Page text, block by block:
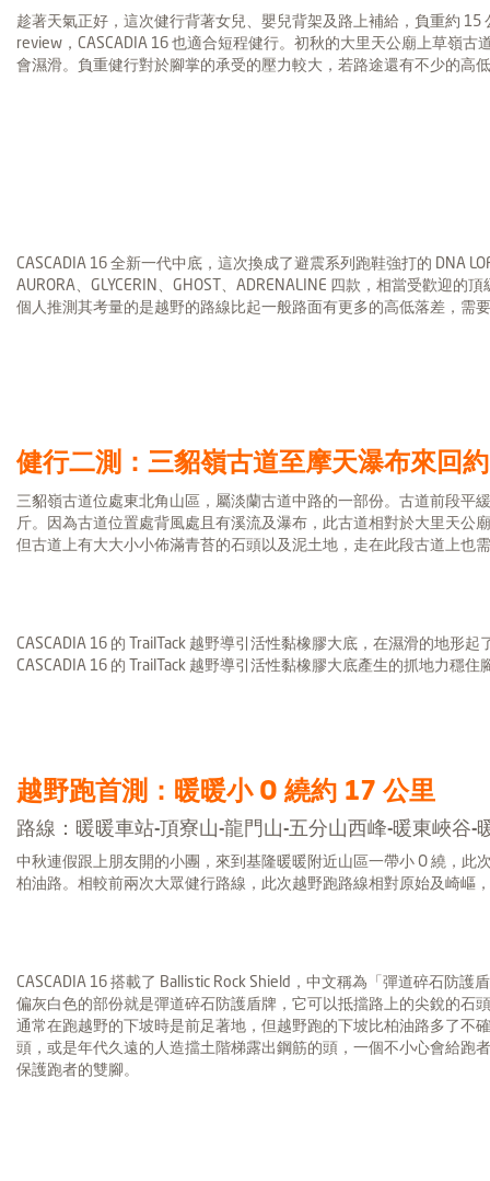
趁著天氣正好，這次健行背著女兒、嬰兒背架及路上補給，負重約 15
review，CASCADIA 16 也適合短程健行。初秋的大里天公廟上草嶺
會濕滑。負重健行對於腳掌的承受的壓力較大，若路途還有不少的高
CASCADIA 16 全新一代中底，這次換成了避震系列跑鞋強打的 DNA
AURORA、GLYCERIN、GHOST、ADRENALINE 四款，相當受歡迎的
個人推測其考量的是越野的路線比起一般路面有更多的高低落差，需
健行二測：三貂嶺古道至摩天瀑布來回
三貂嶺古道位處東北角山區，屬淡蘭古道中路的一部份。古道前段平
斤。因為古道位置處背風處且有溪流及瀑布，此古道相對於大里天公
但古道上有大大小小佈滿青苔的石頭以及泥土地，走在此段古道上也
CASCADIA 16 的 TrailTack 越野導引活性黏橡膠大底，在濕滑的地形
CASCADIA 16 的 TrailTack 越野導引活性黏橡膠大底產生的抓地力穩
越野跑首測：暖暖小 O 繞約 17 公里
路線：暖暖車站-頂寮山-龍門山-五分山西峰-暖東峽谷-
中秋連假跟上朋友開的小團，來到基隆暖暖附近山區一帶小 O 繞，
柏油路。相較前兩次大眾健行路線，此次越野跑路線相對原始及崎嶇
CASCADIA 16 搭載了 Ballistic Rock Shield，中文稱為「彈道碎石防
偏灰白色的部份就是彈道碎石防護盾牌，它可以抵擋路上的尖銳的石
通常在跑越野的下坡時是前足著地，但越野跑的下坡比柏油路多了不
頭，或是年代久遠的人造擋土階梯露出鋼筋的頭，一個不小心會給跑
保護跑者的雙腳。